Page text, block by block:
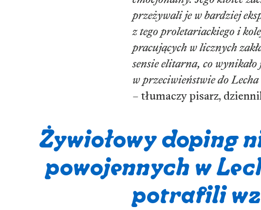
przeżywali je w bardziej
z tego proletariackiego i
pracujących w licznych
sensie elitarna, co
w przeciwieństwie do Lecha
– tłumaczy pisarz,
Żywiołowy doping
powojennych w
potrafili